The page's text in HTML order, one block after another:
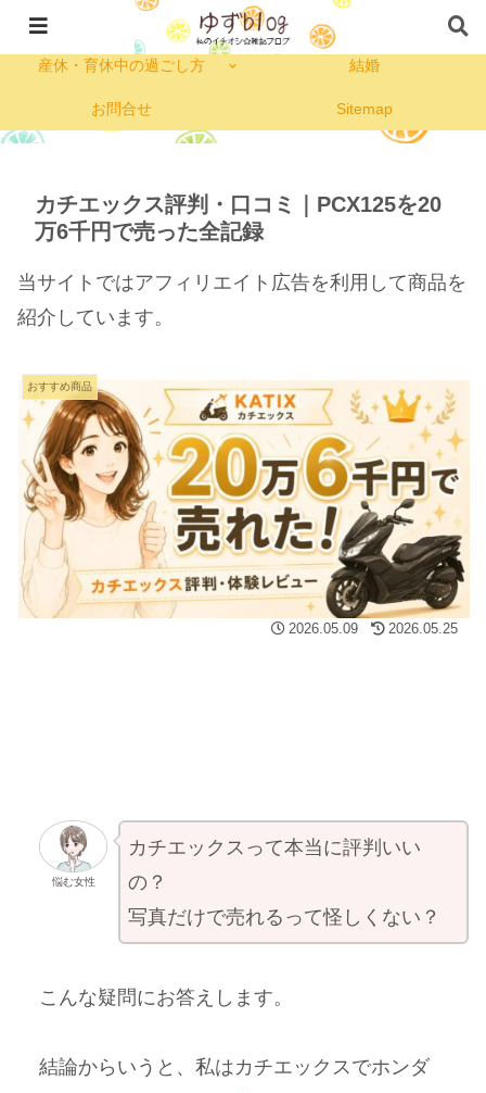
私のプロフィール
産休・育休中の過ごし方 結婚
お問合せ Sitemap
カチエックス評判・口コミ｜PCX125を20
万6千円で売った全記録
当サイトではアフィリエイト広告を利用して商品を
紹介しています。
おすすめ商品
2026.05.09 2026.05.25
悩む女性
カチエックスって本当に評判いい
の？
写真だけで売れるって怪しくない？
こんな疑問にお答えします。
結論からいうと、私はカチエックスでホンダ